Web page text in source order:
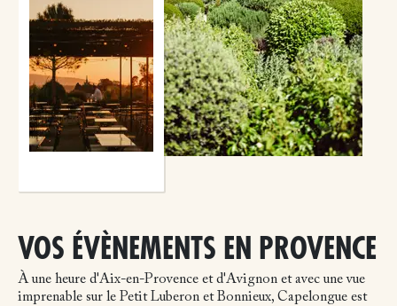
VOS ÉVÈNEMENTS EN PROVENCE
À une heure d'Aix-en-Provence et d'Avignon et avec une vue
imprenable sur le Petit Luberon et Bonnieux, Capelongue est